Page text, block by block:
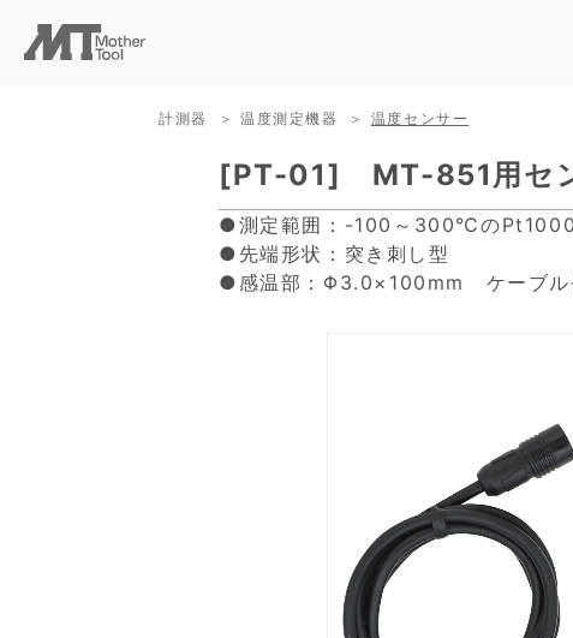
計測器 温度測定機器 温度センサー
[PT-01] MT-851用セ
●測定範囲：-100～300℃の
●先端形状：突き刺し型
●感温部：Φ3.0×100mm ケーブル